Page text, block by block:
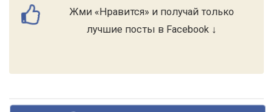
Жми «Нравится» и получай только
лучшие посты в Facebook ↓